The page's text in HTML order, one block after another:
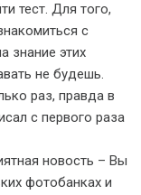
тест. Для того,
с
знание этих
не будешь.
раз, правда в
с первого раза
новость – Вы
фотобанках и